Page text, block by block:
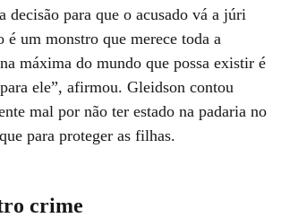
decisão para que o acusado vá a júri
é um monstro que merece toda a
máxima do mundo que possa existir é
ele”, afirmou. Gleidson contou
mal por não ter estado na padaria no
para proteger as filhas.
crime